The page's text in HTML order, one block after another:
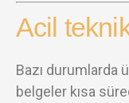
Acil
Bazı durumlarda
belgeler kısa